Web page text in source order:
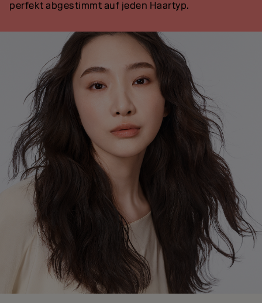
perfekt abgestimmt auf jeden Haartyp.